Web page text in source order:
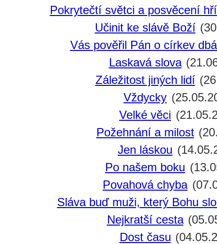
Pokrytečtí světci a posvěcení
Učinit ke slávě Boží
Vás pověřil Pán o církev
Laskavá slova
Záležitost jiných lidí
Vždycky
Velké věci
Požehnání a milost
Jen láskou
Po našem boku
Povahová chyba
Sláva buď muži, který Bohu
Nejkratší cesta
Dost času